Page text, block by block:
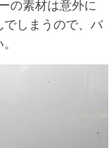
の素材は意外に
しまうので、バ